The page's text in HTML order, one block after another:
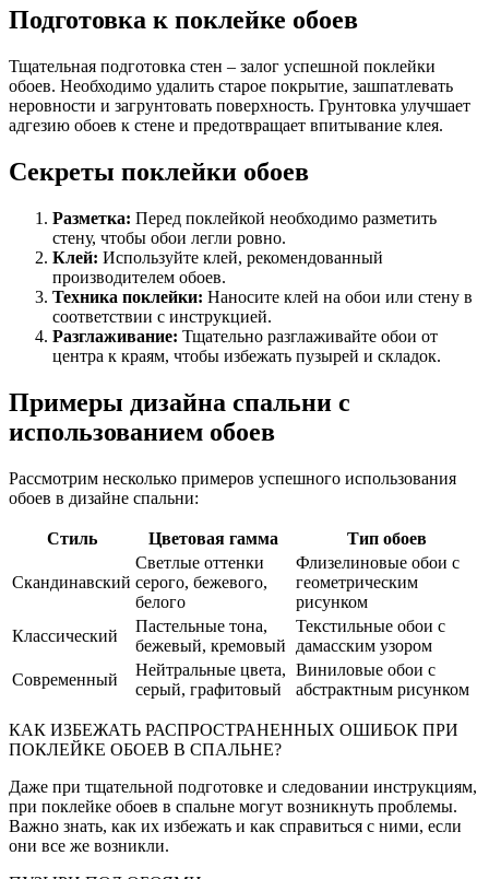
Подготовка к поклейке обоев
Тщательная подготовка стен – залог успешной поклейки
обоев. Необходимо удалить старое покрытие, зашпатлевать
неровности и загрунтовать поверхность. Грунтовка улучшает
адгезию обоев к стене и предотвращает впитывание клея.
Секреты поклейки обоев
Разметка: Перед поклейкой необходимо разметить
стену, чтобы обои легли ровно.
Клей: Используйте клей, рекомендованный
производителем обоев.
Техника поклейки: Наносите клей на обои или стену в
соответствии с инструкцией.
Разглаживание: Тщательно разглаживайте обои от
центра к краям, чтобы избежать пузырей и складок.
Примеры дизайна спальни с
использованием обоев
Рассмотрим несколько примеров успешного использования
обоев в дизайне спальни:
Стиль Цветовая гамма Тип обоев
Скандинавский
Светлые оттенки
серого, бежевого,
белого
Флизелиновые обои с
геометрическим
рисунком
Классический
Пастельные тона,
бежевый, кремовый
Текстильные обои с
дамасским узором
Современный
Нейтральные цвета,
серый, графитовый
Виниловые обои с
абстрактным рисунком
КАК ИЗБЕЖАТЬ РАСПРОСТРАНЕННЫХ ОШИБОК ПРИ
ПОКЛЕЙКЕ ОБОЕВ В СПАЛЬНЕ?
Даже при тщательной подготовке и следовании инструкциям,
при поклейке обоев в спальне могут возникнуть проблемы.
Важно знать, как их избежать и как справиться с ними, если
они все же возникли.